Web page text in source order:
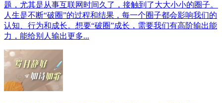
题，尤其是从事互联网时间久了，接触到了大大小小的圈子。
人生是不断“破圈”的过程和结果，每一个圈子都会影响我们的
认知、行为和成长。想要“破圈”成长，需要我们有高阶输出能
力，能给别人输出更多...